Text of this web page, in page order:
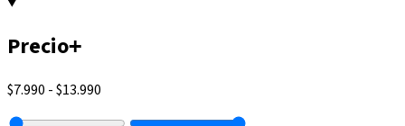
Precio+
$7.990 -$13.990